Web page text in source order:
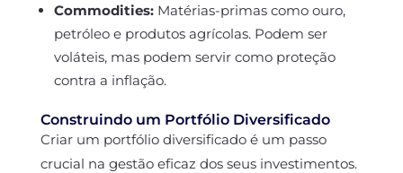
Commodities: Matérias-primas como ouro,
petróleo e produtos agrícolas. Podem ser
voláteis, mas podem servir como proteção
contra a inflação.
Construindo um Portfólio Diversificado
Criar um portfólio diversificado é um passo
crucial na gestão eficaz dos seus investimentos.